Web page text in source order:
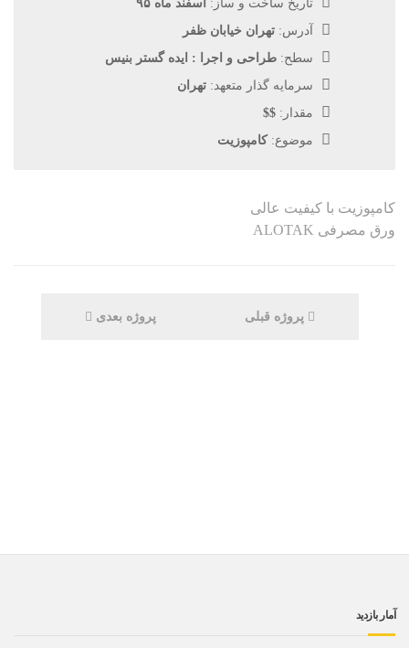
تاریخ ساخت و ساز:
اسفند ماه ۹۵
آدرس: تهران خیابان ظفر
سطح: طراحی و اجرا : ایده گستر بنیس
سرمایه گذار متعهد: تهران
مقدار: $$
موضوع: کامپوزیت
کامپوزیت با کیفیت عالی
ورق مصرفی ALOTAK
پروژه قبلی پروژه بعدی
آمار بازدید